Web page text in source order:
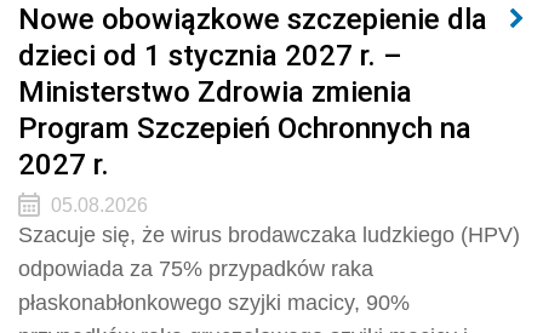
Nowe obowiązkowe szczepienie dla
dzieci od 1 stycznia 2027 r. –
Ministerstwo Zdrowia zmienia
Program Szczepień Ochronnych na
2027 r.
05.08.2026
Szacuje się, że wirus brodawczaka ludzkiego (HPV)
odpowiada za 75% przypadków raka
płaskonabłonkowego szyjki macicy, 90%